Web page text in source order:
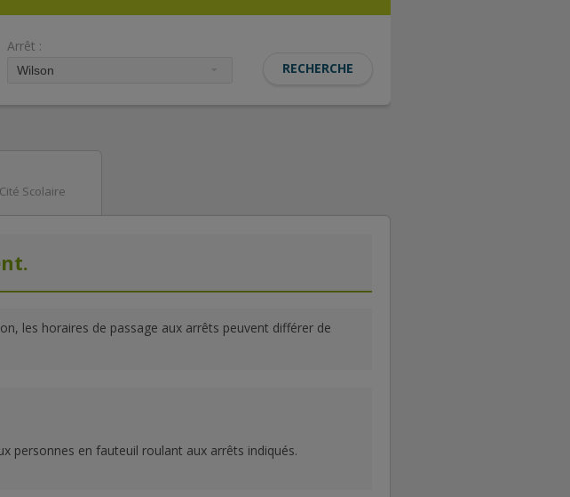
Arrêt :
Scolaire
les horaires de passage aux arrêts peuvent différer de
personnes en fauteuil roulant aux arrêts indiqués.